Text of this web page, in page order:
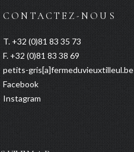
CONTACTEZ-NOUS
T. +32 (0)81 83 35 73
F. +32 (0)81 83 38 69
petits-gris[a]fermeduvieuxtilleul.be
Facebook
Instagram